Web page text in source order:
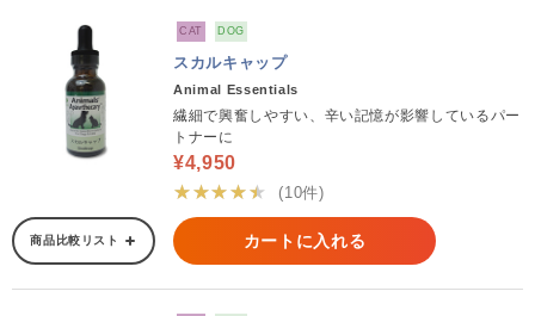
CAT DOG
スカルキャップ
Animal Essentials
繊細で興奮しやすい、辛い記憶が影響しているパー
トナーに
¥4,950
★★★★★
(10件)
商品比較リスト カートに入れる